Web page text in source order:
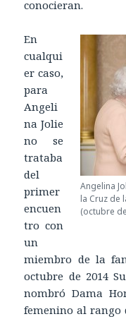
conocieran.
Angelina
la Cruz de
(octubre
En
cualqui
er caso,
para
Angeli
na Jolie
no se
trataba
del
primer
encuen
tro con
un
miembro de la
octubre de 2014
nombró Dama
femenino al rango